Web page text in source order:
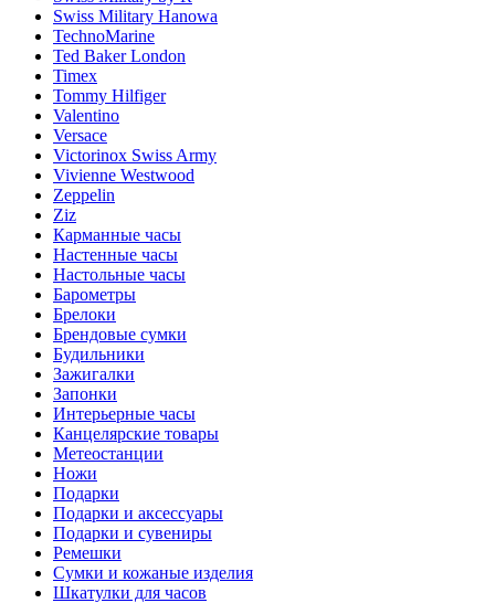
Swiss Military Hanowa
TechnoMarine
Ted Baker London
Timex
Tommy Hilfiger
Valentino
Versace
Victorinox Swiss Army
Vivienne Westwood
Zeppelin
Ziz
Карманные часы
Настенные часы
Настольные часы
Барометры
Брелоки
Брендовые сумки
Будильники
Зажигалки
Запонки
Интерьерные часы
Канцелярские товары
Метеостанции
Ножи
Подарки
Подарки и аксессуары
Подарки и сувениры
Ремешки
Сумки и кожаные изделия
Шкатулки для часов